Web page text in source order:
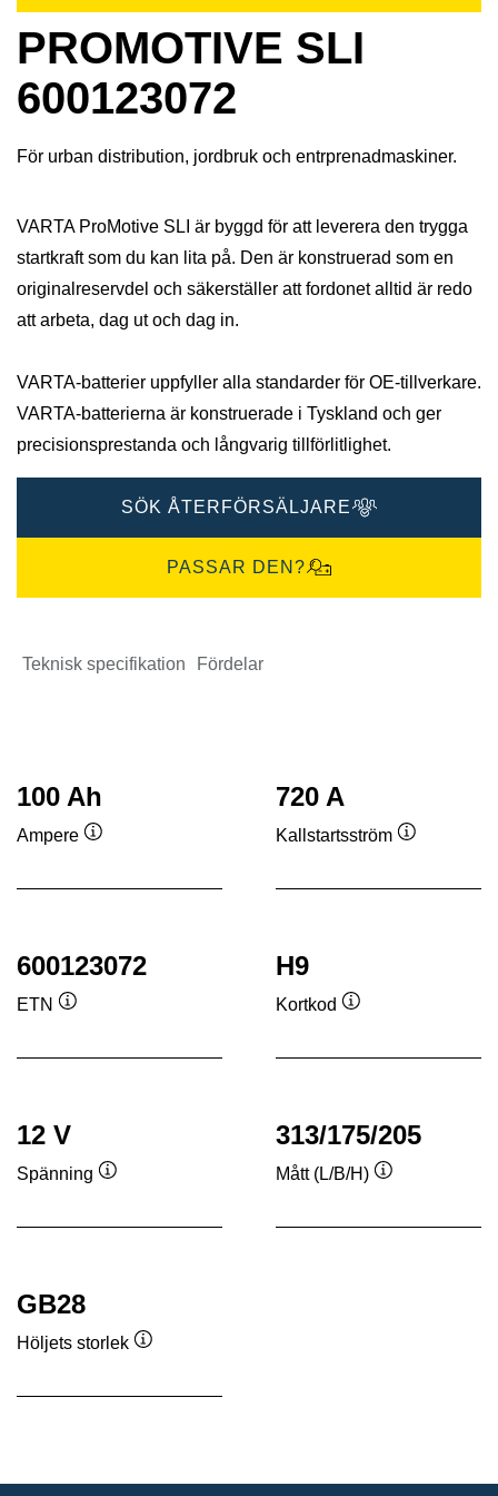
PROMOTIVE SLI
600123072
För urban distribution, jordbruk och entrprenadmaskiner.
VARTA ProMotive SLI är byggd för att leverera den trygga
startkraft som du kan lita på. Den är konstruerad som en
originalreservdel och säkerställer att fordonet alltid är redo
att arbeta, dag ut och dag in.
VARTA-batterier uppfyller alla standarder för OE-tillverkare.
VARTA-batterierna är konstruerade i Tyskland och ger
precisionsprestanda och långvarig tillförlitlighet.
SÖK ÅTERFÖRSÄLJARE
PASSAR DEN?
Teknisk specifikation Fördelar
100 Ah
Ampere
720 A
Kallstartsström
600123072
ETN
H9
Kortkod
12 V
Spänning
313/175/205
Mått (L/B/H)
GB28
Höljets storlek